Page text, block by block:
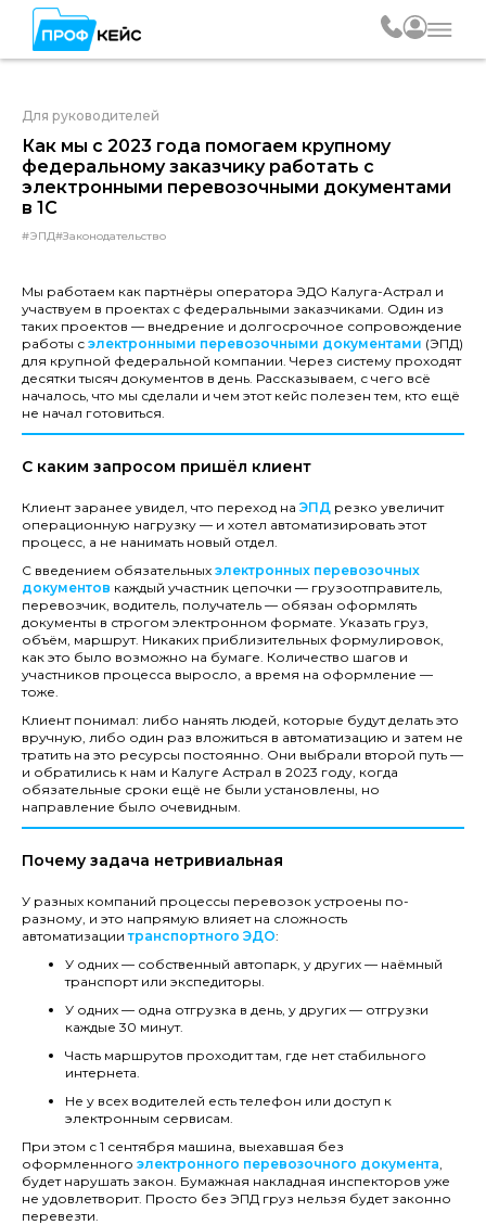
Для руководителей
Как мы с 2023 года помогаем крупному
федеральному заказчику работать с
электронными перевозочными документами
в 1С
#ЭПД#Законодательство
Мы работаем как партнёры оператора ЭДО Калуга-Астрал и
участвуем в проектах с федеральными заказчиками. Один из
таких проектов — внедрение и долгосрочное сопровождение
работы с электронными перевозочными документами (ЭПД)
для крупной федеральной компании. Через систему проходят
десятки тысяч документов в день. Рассказываем, с чего всё
началось, что мы сделали и чем этот кейс полезен тем, кто ещё
не начал готовиться.
С каким запросом пришёл клиент
Клиент заранее увидел, что переход на ЭПД резко увеличит
операционную нагрузку — и хотел автоматизировать этот
процесс, а не нанимать новый отдел.
С введением обязательных электронных перевозочных
документов каждый участник цепочки — грузоотправитель,
перевозчик, водитель, получатель — обязан оформлять
документы в строгом электронном формате. Указать груз,
объём, маршрут. Никаких приблизительных формулировок,
как это было возможно на бумаге. Количество шагов и
участников процесса выросло, а время на оформление —
тоже.
Клиент понимал: либо нанять людей, которые будут делать это
вручную, либо один раз вложиться в автоматизацию и затем не
тратить на это ресурсы постоянно. Они выбрали второй путь —
и обратились к нам и Калуге Астрал в 2023 году, когда
обязательные сроки ещё не были установлены, но
направление было очевидным.
Почему задача нетривиальная
У разных компаний процессы перевозок устроены по-
разному, и это напрямую влияет на сложность
автоматизациитранспортного ЭДО:
У одних — собственный автопарк, у других — наёмный
транспорт или экспедиторы.
У одних — одна отгрузка в день, у других — отгрузки
каждые 30 минут.
Часть маршрутов проходит там, где нет стабильного
интернета.
Не у всех водителей есть телефон или доступ к
электронным сервисам.
При этом с 1 сентября машина, выехавшая без
оформленного электронного перевозочного документа,
будет нарушать закон. Бумажная накладная инспекторов уже
не удовлетворит. Просто без ЭПД груз нельзя будет законно
перевезти.